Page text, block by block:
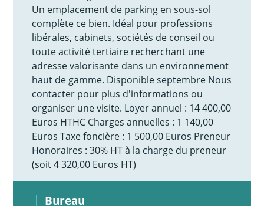
Un emplacement de parking en sous-sol
complète ce bien. Idéal pour professions
libérales, cabinets, sociétés de conseil ou
toute activité tertiaire recherchant une
adresse valorisante dans un environnement
haut de gamme. Disponible septembre Nous
contacter pour plus d'informations ou
organiser une visite. Loyer annuel : 14 400,00
Euros HTHC Charges annuelles : 1 140,00
Euros Taxe foncière : 1 500,00 Euros Preneur
Honoraires : 30% HT à la charge du preneur
(soit 4 320,00 Euros HT)
Bureau